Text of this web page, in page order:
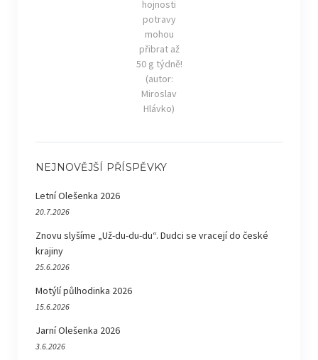
hojnosti
potravy
mohou
přibrat až
50 g týdně!
(autor:
Miroslav
Hlávko)
NEJNOVĚJŠÍ PŘÍSPĚVKY
Letní Olešenka 2026
20.7.2026
Znovu slyšíme „Už-du-du-du“. Dudci se vracejí do české
krajiny
25.6.2026
Motýlí půlhodinka 2026
15.6.2026
Jarní Olešenka 2026
3.6.2026